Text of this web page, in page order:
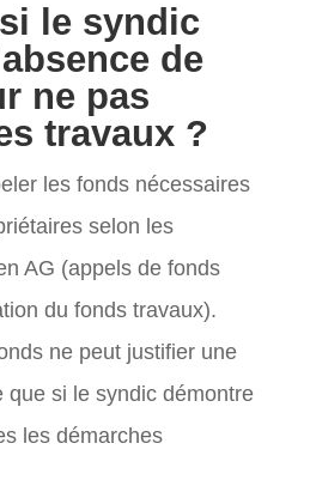
le syndic
de
ne pas
travaux ?
les fonds nécessaires
selon les
AG (appels de fonds
du fonds travaux).
ne peut justifier une
que si le syndic démontre
les démarches